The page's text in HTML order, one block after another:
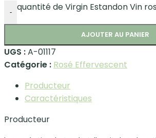
- quantité de Virgin Estandon Vin
AJOUTER AU PANIER
UGS :A-01117
Catégorie : Rosé Effervescent
Producteur
Caractéristiques
Producteur